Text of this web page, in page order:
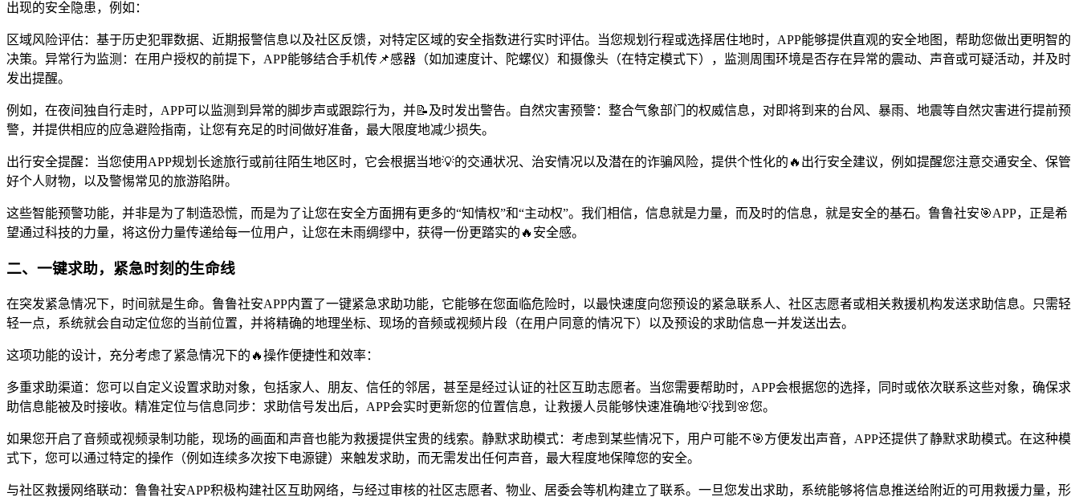
出现的安全隐患，例如：
区域风险评估：基于历史犯罪数据、近期报警信息以及社区反馈，对特定区域的安全指数进行实时评估。当您规划行程或选择居住地时，APP能够提供直观的安全地图，帮助您做出更明智的
决策。异常行为监测：在用户授权的前提下，APP能够结合手机传📌感器（如加速度计、陀螺仪）和摄像头（在特定模式下），监测周围环境是否存在异常的震动、声音或可疑活动，并及时
发出提醒。
例如，在夜间独自行走时，APP可以监测到异常的脚步声或跟踪行为，并📝及时发出警告。自然灾害预警：整合气象部门的权威信息，对即将到来的台风、暴雨、地震等自然灾害进行提前预
警，并提供相应的应急避险指南，让您有充足的时间做好准备，最大限度地减少损失。
出行安全提醒：当您使用APP规划长途旅行或前往陌生地区时，它会根据当地💡的交通状况、治安情况以及潜在的诈骗风险，提供个性化的🔥出行安全建议，例如提醒您注意交通安全、保管
好个人财物，以及警惕常见的旅游陷阱。
这些智能预警功能，并非是为了制造恐慌，而是为了让您在安全方面拥有更多的“知情权”和“主动权”。我们相信，信息就是力量，而及时的信息，就是安全的基石。鲁鲁社安🎯APP，正是希
望通过科技的力量，将这份力量传递给每一位用户，让您在未雨绸缪中，获得一份更踏实的🔥安全感。
二、一键求助，紧急时刻的生命线
在突发紧急情况下，时间就是生命。鲁鲁社安APP内置了一键紧急求助功能，它能够在您面临危险时，以最快速度向您预设的紧急联系人、社区志愿者或相关救援机构发送求助信息。只需轻
轻一点，系统就会自动定位您的当前位置，并将精确的地理坐标、现场的音频或视频片段（在用户同意的情况下）以及预设的求助信息一并发送出去。
这项功能的设计，充分考虑了紧急情况下的🔥操作便捷性和效率：
多重求助渠道：您可以自定义设置求助对象，包括家人、朋友、信任的邻居，甚至是经过认证的社区互助志愿者。当您需要帮助时，APP会根据您的选择，同时或依次联系这些对象，确保求
助信息能被及时接收。精准定位与信息同步：求助信号发出后，APP会实时更新您的位置信息，让救援人员能够快速准确地💡找到🌸您。
如果您开启了音频或视频录制功能，现场的画面和声音也能为救援提供宝贵的线索。静默求助模式：考虑到某些情况下，用户可能不🎯方便发出声音，APP还提供了静默求助模式。在这种模
式下，您可以通过特定的操作（例如连续多次按下电源键）来触发求助，而无需发出任何声音，最大程度地保障您的安全。
与社区救援网络联动：鲁鲁社安APP积极构建社区互助网络，与经过审核的社区志愿者、物业、居委会等机构建立了联系。一旦您发出求助，系统能够将信息推送给附近的可用救援力量，形